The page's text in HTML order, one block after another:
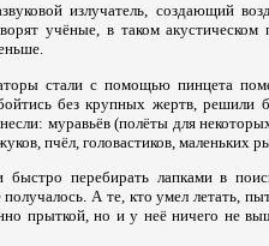
излучатель, создающий
учёные, в таком
стали с помощью пинцета
без крупных жертв, решили
муравьёв (полёты для
пчёл, головастиков, маленьких
быстро перебирать лапками в
А те, кто умел летать,
прыткой, но и у неё ничего не